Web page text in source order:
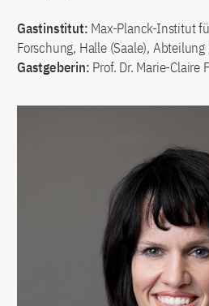
Gastinstitut: Max-Planck-Institut
Forschung, Halle (Saale),
Gastgeberin: Prof. Dr. Marie-Claire